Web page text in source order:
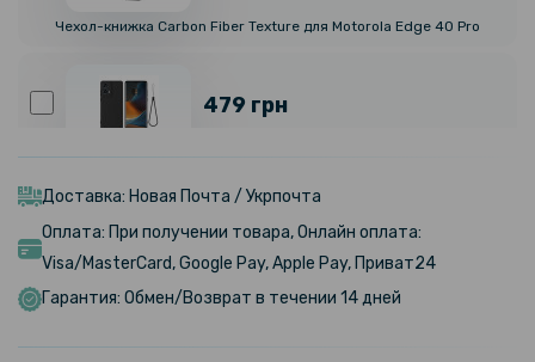
Чехол-книжка Carbon Fiber Texture для Motorola Edge 40 Pro
479 грн
Чехол - накладка Silicone Cover Full для Motorola Edge 50 Fusion
439 грн
Защитное стекло Full Screen Full Glue 3D Tempered Glass для
Motorola Edge 50 Fusion, Black
Доставка: Новая Почта / Укрпочта
Оплата: При получении товара, Онлайн оплата:
Visa/MasterCard, Google Pay, Apple Pay, Приват24
Гарантия: Обмен/Возврат в течении 14 дней